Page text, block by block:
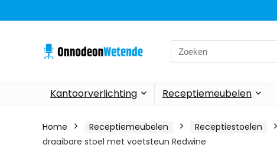
Search
for:
Kantoorverlichting Receptiemeubelen
Home Receptiemeubelen Receptiestoelen
draaibare stoel met voetsteun Redwine